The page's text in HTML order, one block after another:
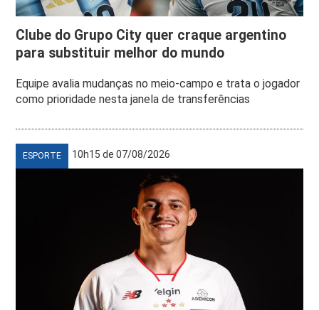
Clube do Grupo City quer craque argentino
para substituir melhor do mundo
Equipe avalia mudanças no meio-campo e trata o jogador
como prioridade nesta janela de transferências
ESPORTE 10h15 de 07/08/2026